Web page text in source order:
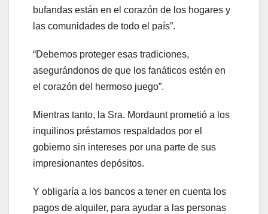
bufandas están en el corazón de los hogares y
las comunidades de todo el país”.
“Debemos proteger esas tradiciones,
asegurándonos de que los fanáticos estén en
el corazón del hermoso juego”.
Mientras tanto, la Sra. Mordaunt prometió a los
inquilinos préstamos respaldados por el
gobierno sin intereses por una parte de sus
impresionantes depósitos.
Y obligaría a los bancos a tener en cuenta los
pagos de alquiler, para ayudar a las personas